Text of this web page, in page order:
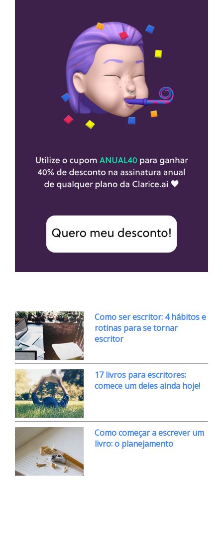
Como ser escritor: 4 hábitos e
rotinas para se tornar
escritor
17 livros para escritores:
comece um deles ainda hoje!
Como começar a escrever um
livro: o planejamento